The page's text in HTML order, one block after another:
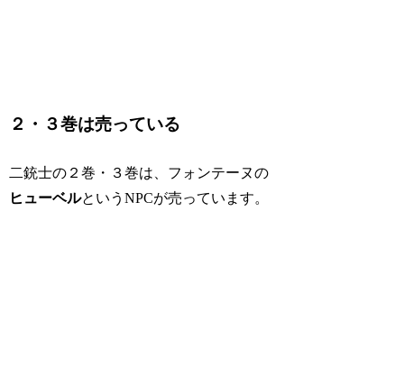
２・３巻は売っている
二銃士の２巻・３巻は、フォンテーヌの
ヒューベルというNPCが売っています。